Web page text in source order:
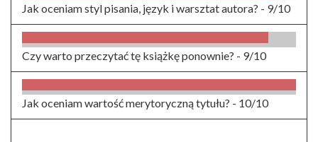
Jak oceniam styl pisania, język i warsztat autora? - 9/10
Czy warto przeczytać tę książkę ponownie? - 9/10
Jak oceniam wartość merytoryczną tytułu? - 10/10